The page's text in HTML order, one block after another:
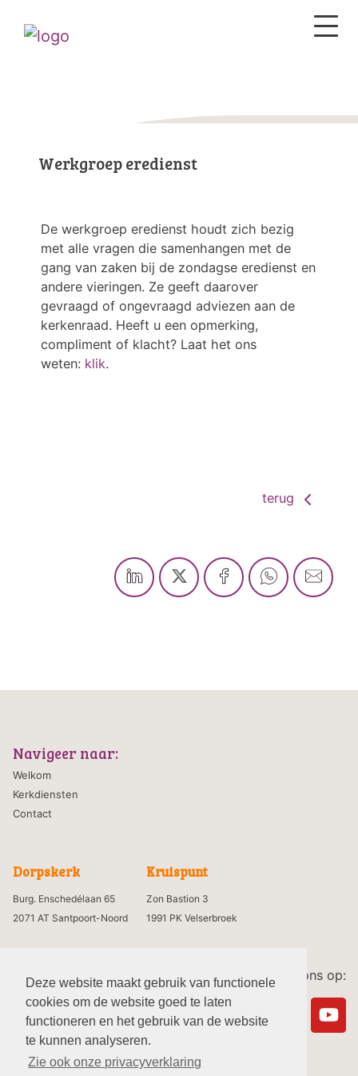
Deze website maakt gebruik van functionele
cookies om de website goed te laten
functioneren en het gebruik van de website
te kunnen analyseren.
Zie ook onze privacyverklaring
Werkgroep eredienst
De werkgroep eredienst houdt zich bezig
met alle vragen die samenhangen met de
gang van zaken bij de zondagse eredienst en
andere vieringen. Ze geeft daarover
gevraagd of ongevraagd adviezen aan de
kerkenraad. Heeft u een opmerking,
compliment of klacht? Laat het ons
weten: klik.
terug
Navigeer naar:
Welkom
Kerkdiensten
Contact
Dorpskerk Kruispunt
Burg. Enschedélaan 65
2071 AT Santpoort-Noord
Zon Bastion 3
1991 PK Velserbroek
Volg ons op: